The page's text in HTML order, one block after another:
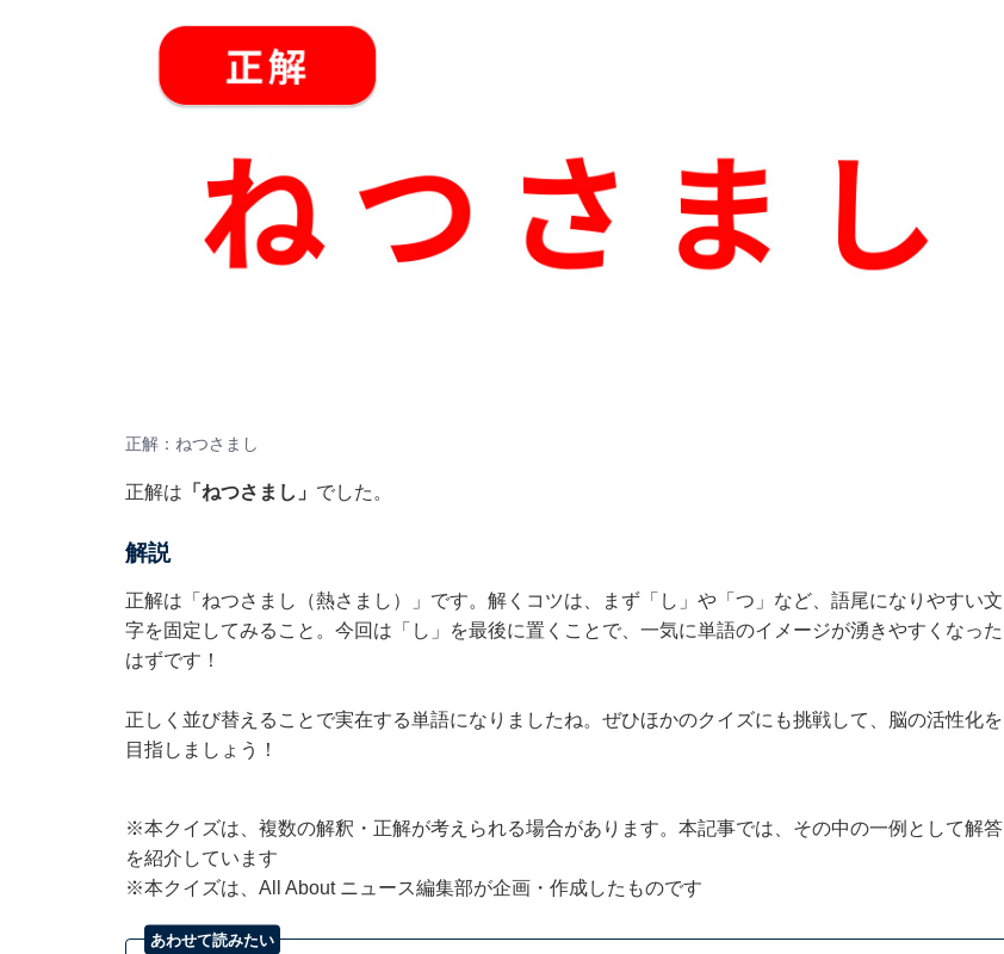
正解：ねつさまし
正解は 「ねつさまし」 でした。
解説
正解は「ねつさまし（熱さまし）」です。解くコツは、まず「し」や「つ」など、語尾になりやすい文
字を固定してみること。今回は「し」を最後に置くことで、一気に単語のイメージが湧きやすくなった
はずです！
正しく並び替えることで実在する単語になりましたね。ぜひほかのクイズにも挑戦して、脳の活性化を
目指しましょう！
※本クイズは、複数の解釈・正解が考えられる場合があります。本記事では、その中の一例として解答
を紹介しています
※本クイズは、All About ニュース編集部が企画・作成したものです
あわせて読みたい